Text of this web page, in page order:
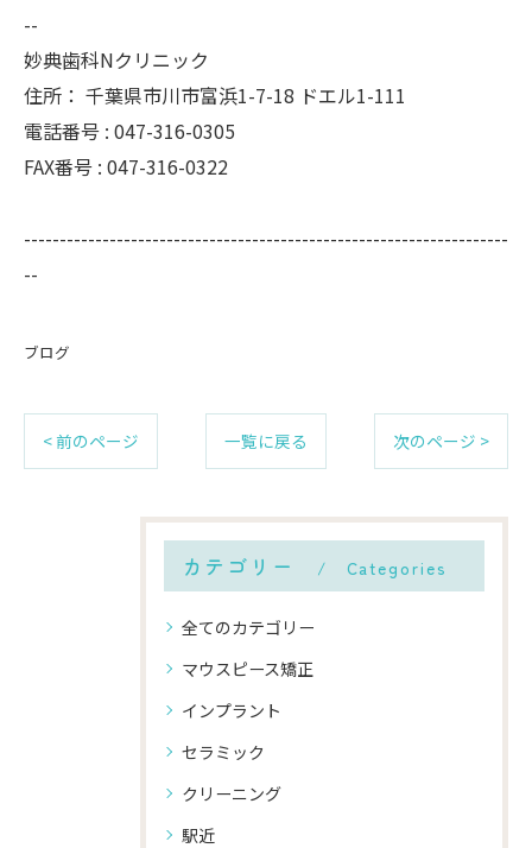
--
妙典歯科Nクリニック
住所： 千葉県市川市富浜1-7-18 ドエル1-111
電話番号 : 047-316-0305
FAX番号 : 047-316-0322
--------------------------------------------------------------------
--
ブログ
< 前のページ 一覧に戻る 次のページ >
カテゴリー Categories
全てのカテゴリー
マウスピース矯正
インプラント
セラミック
クリーニング
駅近